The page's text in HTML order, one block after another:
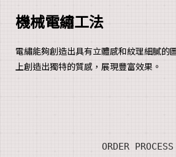
機械電繡工法
電繡能夠創造出具有立體感和紋理細膩的
上創造出獨特的質感，展現豐富效果。
ORDER PROCESS